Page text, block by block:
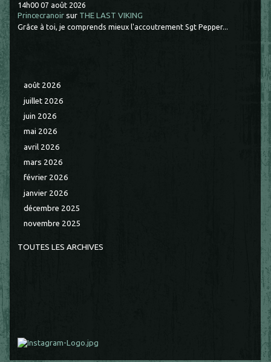
14h00 07 août 2026
Princecranoir sur THE LAST VIKING
Grâce à toi, je comprends mieux l'accoutrement Sgt Pepper...
août 2026
juillet 2026
juin 2026
mai 2026
avril 2026
mars 2026
février 2026
janvier 2026
décembre 2025
novembre 2025
TOUTES LES ARCHIVES